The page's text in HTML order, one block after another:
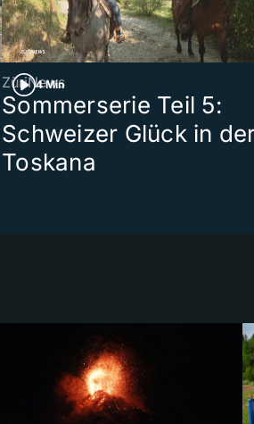
4 Min
ZüriNews
Sommerserie Teil 5:
Schweizer Glück in
Toskana